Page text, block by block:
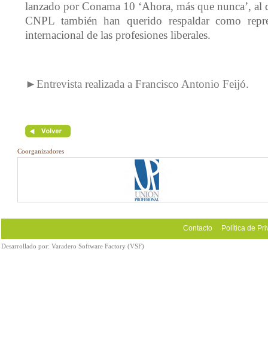
lanzado por Conama 10 ‘Ahora, más que nunca’,
CNPL también han querido respaldar como
internacional de las profesiones liberales.
►Entrevista realizada a Francisco Antonio Feijó.
Coorganizadores
Contacto Política de
Desarrollado por: Varadero Software Factory (VSF)